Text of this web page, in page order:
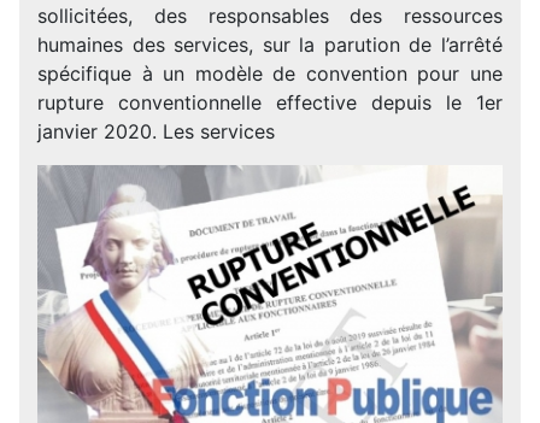
sollicitées, des responsables des ressources
humaines des services, sur la parution de l’arrêté
spécifique à un modèle de convention pour une
rupture conventionnelle effective depuis le 1er
janvier 2020. Les services